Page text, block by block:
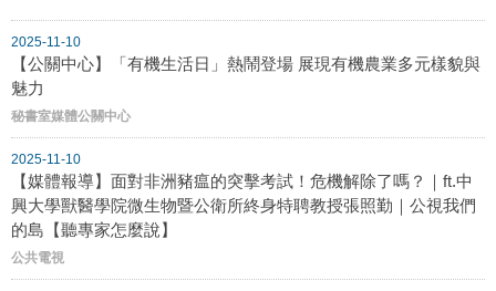
2025-11-10
【公關中心】「有機生活日」熱鬧登場 展現有機農業多元樣貌與
魅力
秘書室媒體公關中心
2025-11-10
【媒體報導】面對非洲豬瘟的突擊考試！危機解除了嗎？｜ft.中
興大學獸醫學院微生物暨公衛所終身特聘教授張照勤｜公視我們
的島【聽專家怎麼說】
公共電視